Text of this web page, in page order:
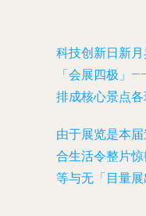
科技创新日新
「会展四极」
排成核心景点
由于展览是本
合生活令整片
等与无「目量